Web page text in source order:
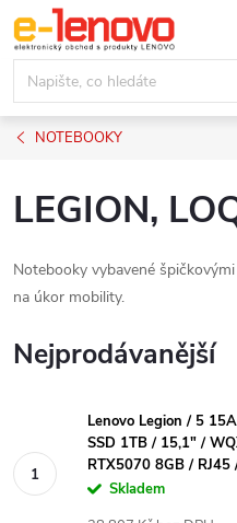
Přejít
na
obsah
NOTEBOOKY
LEGION,
Notebooky vybavené
na úkor mobility.
Nejprodávanější
Lenovo Legion / 5
SSD 1TB / 15,1" /
RTX5070 8GB /
Skladem